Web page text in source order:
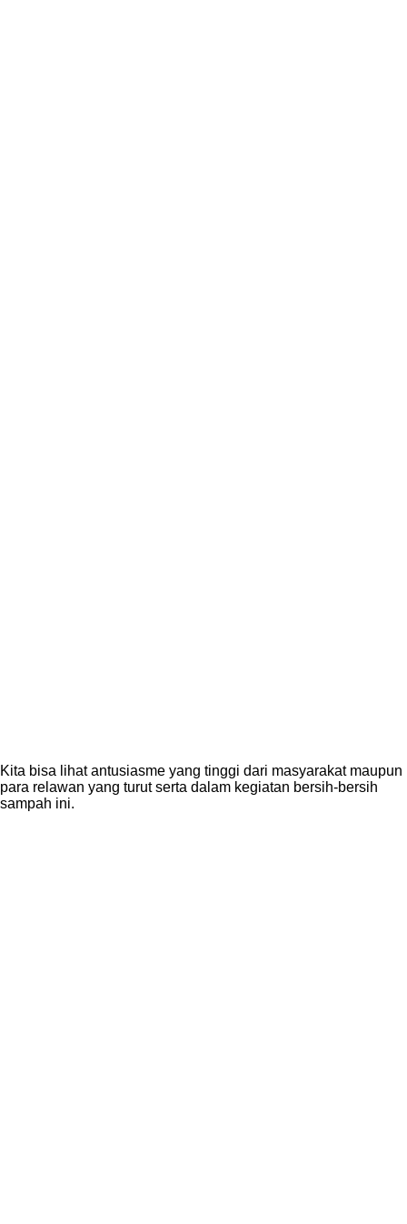
Kita bisa lihat antusiasme yang tinggi dari masyarakat maupun
para relawan yang turut serta dalam kegiatan bersih-bersih
sampah ini.